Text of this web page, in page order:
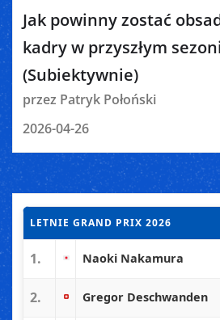
Jak powinny zostać
kadry w przyszłym
(Subiektywnie)
przez Patryk Połoński
2026-04-26
LETNIE GRAND PRIX 2026
1. Naoki Nakamura
2. Gregor Deschwanden